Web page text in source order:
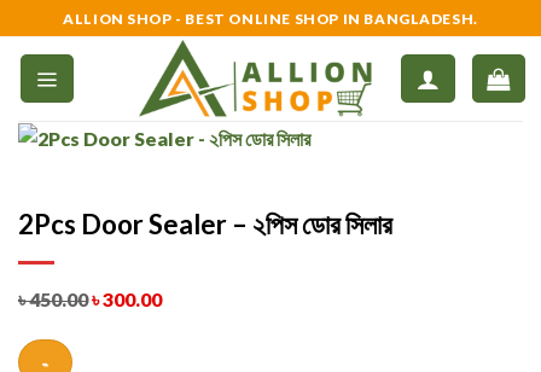
to
content
ALLION SHOP - BEST ONLINE SHOP IN BANGLADESH.
2Pcs Door Sealer – ২পিস ডোর সিলার
৳450.00৳300.00